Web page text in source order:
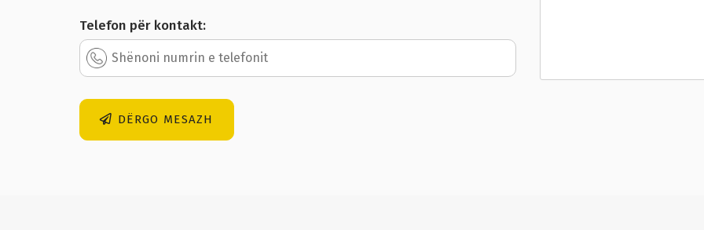
Telefon për kontakt:
DËRGO MESAZH